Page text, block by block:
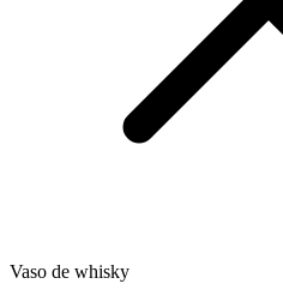
Vaso de whisky